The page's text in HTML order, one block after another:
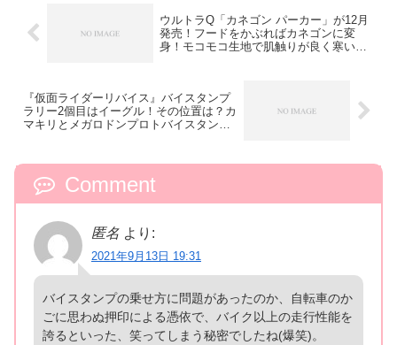
ウルトラQ「カネゴン パーカー」が12月
発売！フードをかぶればカネゴンに変
身！モコモコ生地で肌触りが良く寒い冬
『仮面ライダーリバイス』バイスタンプ
ラリー2個目はイーグル！その位置は？カ
マキリとメガロドンプロトバイスタンプ
Comment
匿名 より:
2021年9月13日 19:31
バイスタンプの乗せ方に問題があったのか、自転車のか
ごに思わぬ押印による憑依で、バイク以上の走行性能を
誇るといった、笑ってしまう秘密でしたね(爆笑)。